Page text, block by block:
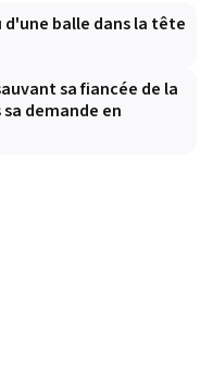
balle dans la tête
sa fiancée de la
demande en